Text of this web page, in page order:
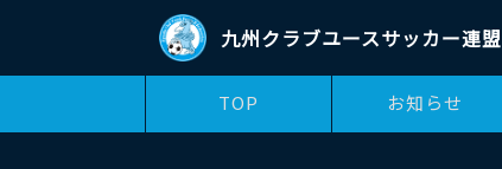
九州クラブユースサッカー連盟
TOP お知らせ